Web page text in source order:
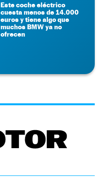
Este coche eléctrico
cuesta menos de 14.000
euros y tiene algo que
muchos BMW ya no
ofrecen